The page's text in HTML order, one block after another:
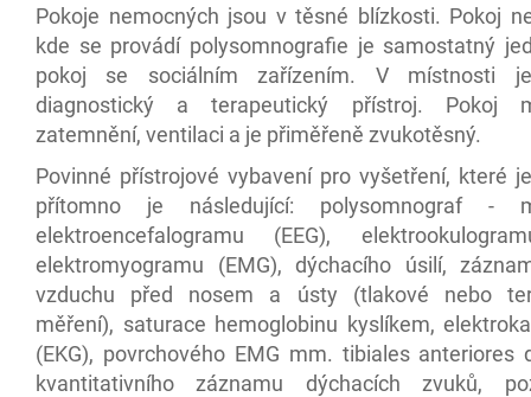
Pokoje nemocných jsou v těsné blízkosti. Pokoj
kde se provádí polysomnografie je samostatný
pokoj se sociálním zařízením. V místnosti
diagnostický a terapeutický přístroj. Pokoj
zatemnění, ventilaci a je přiměřeně zvukotěsný.
Povinné přístrojové vybavení pro vyšetření, které
přítomno je následující: polysomnograf -
elektroencefalogramu (EEG),
elektromyogramu (EMG), dýchacího úsilí,
vzduchu před nosem a ústy (tlakové nebo
měření), saturace hemoglobinu kyslíkem,
(EKG), povrchového EMG mm. tibiales anteriores
kvantitativního záznamu dýchacích zvuků,